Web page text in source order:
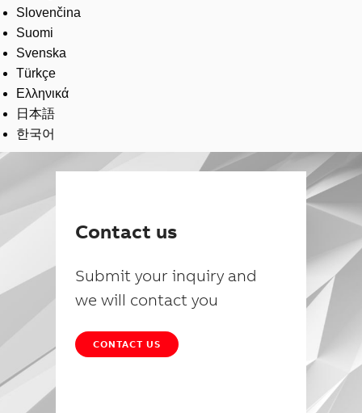
Slovenčina
Suomi
Svenska
Türkçe
Ελληνικά
日本語
한국어
Contact us
Submit your inquiry and
we will contact you
CONTACT US